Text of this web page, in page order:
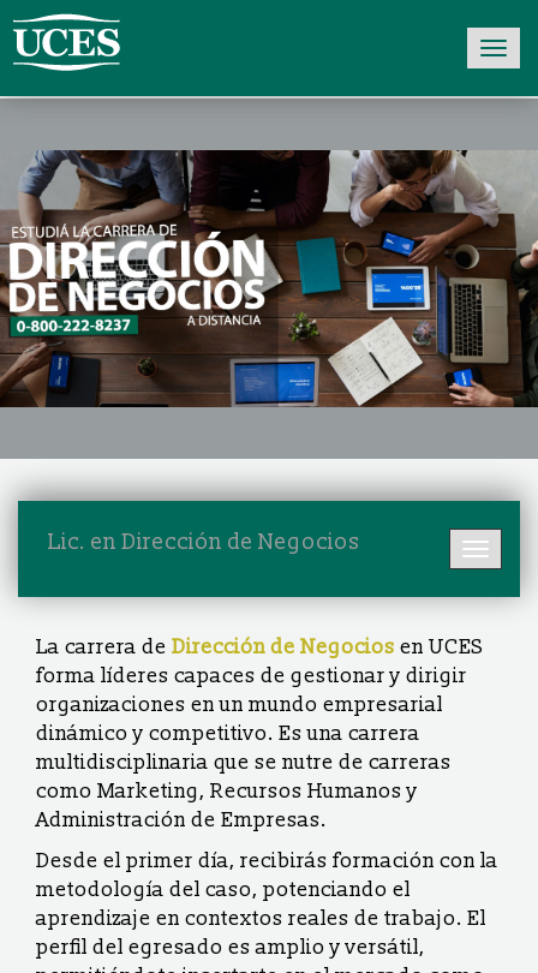
Lic. en Dirección de Negocios
La carrera de Dirección de Negocios en UCES
forma líderes capaces de gestionar y dirigir
organizaciones en un mundo empresarial
dinámico y competitivo. Es una carrera
multidisciplinaria que se nutre de carreras
como Marketing, Recursos Humanos y
Administración de Empresas.
Desde el primer día, recibirás formación con la
metodología del caso, potenciando el
aprendizaje en contextos reales de trabajo. El
perfil del egresado es amplio y versátil,